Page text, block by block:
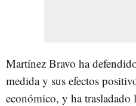
Martínez Bravo ha
medida y sus efectos
económico, y ha